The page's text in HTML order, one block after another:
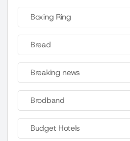
Boxing Ring
Bread
Breaking news
Brodband
Budget Hotels